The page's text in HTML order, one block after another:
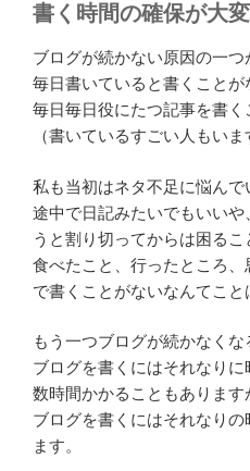
書く時間の確保が大変
ブログが続かない原因の一つ
毎日書いていると書くことが
毎日毎日役にたつ記事を書く
（書いているすごい人もいま
私も当初はネタ不足に悩んで
途中で日記みたいでもいいや
うと割り切ってからは困るこ
食べたこと、行ったところ
で書くことがないなんてこと
もう一つブログが続かなくな
ブログを書くにはそれなりに
数時間かかることもあります
ブログを書くにはそれなり
ます。